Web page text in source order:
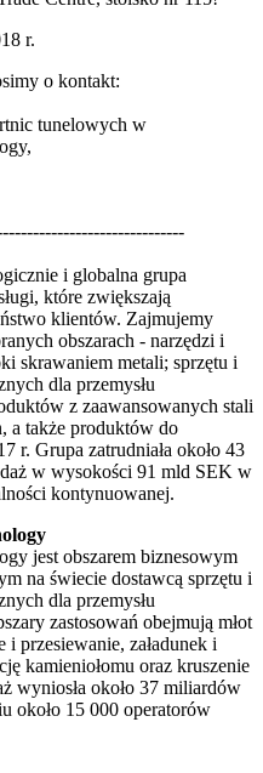
r.
o kontakt:
tunelowych w
i globalna grupa
które zwiększają
klientów. Zajmujemy
obszarach - narzędzi i
skrawaniem metali; sprzętu i
dla przemysłu
z zaawansowanych stali
a także produktów do
r. Grupa zatrudniała około 43
w wysokości 91 mld SEK w
kontynuowanej.
jest obszarem biznesowym
na świecie dostawcą sprzętu i
dla przemysłu
zastosowań obejmują młot
i przesiewanie, załadunek i
kamieniołomu oraz kruszenie
wyniosła około 37 miliardów
około 15 000 operatorów